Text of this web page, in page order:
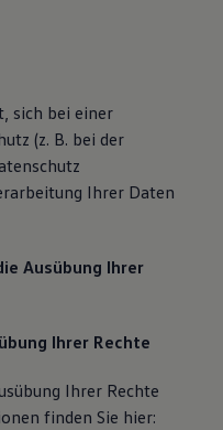
sich bei einer
(z. B. bei der
Ihrer Daten
Ausübung Ihrer
Ihrer Rechte
Ihrer Rechte
finden Sie hier: